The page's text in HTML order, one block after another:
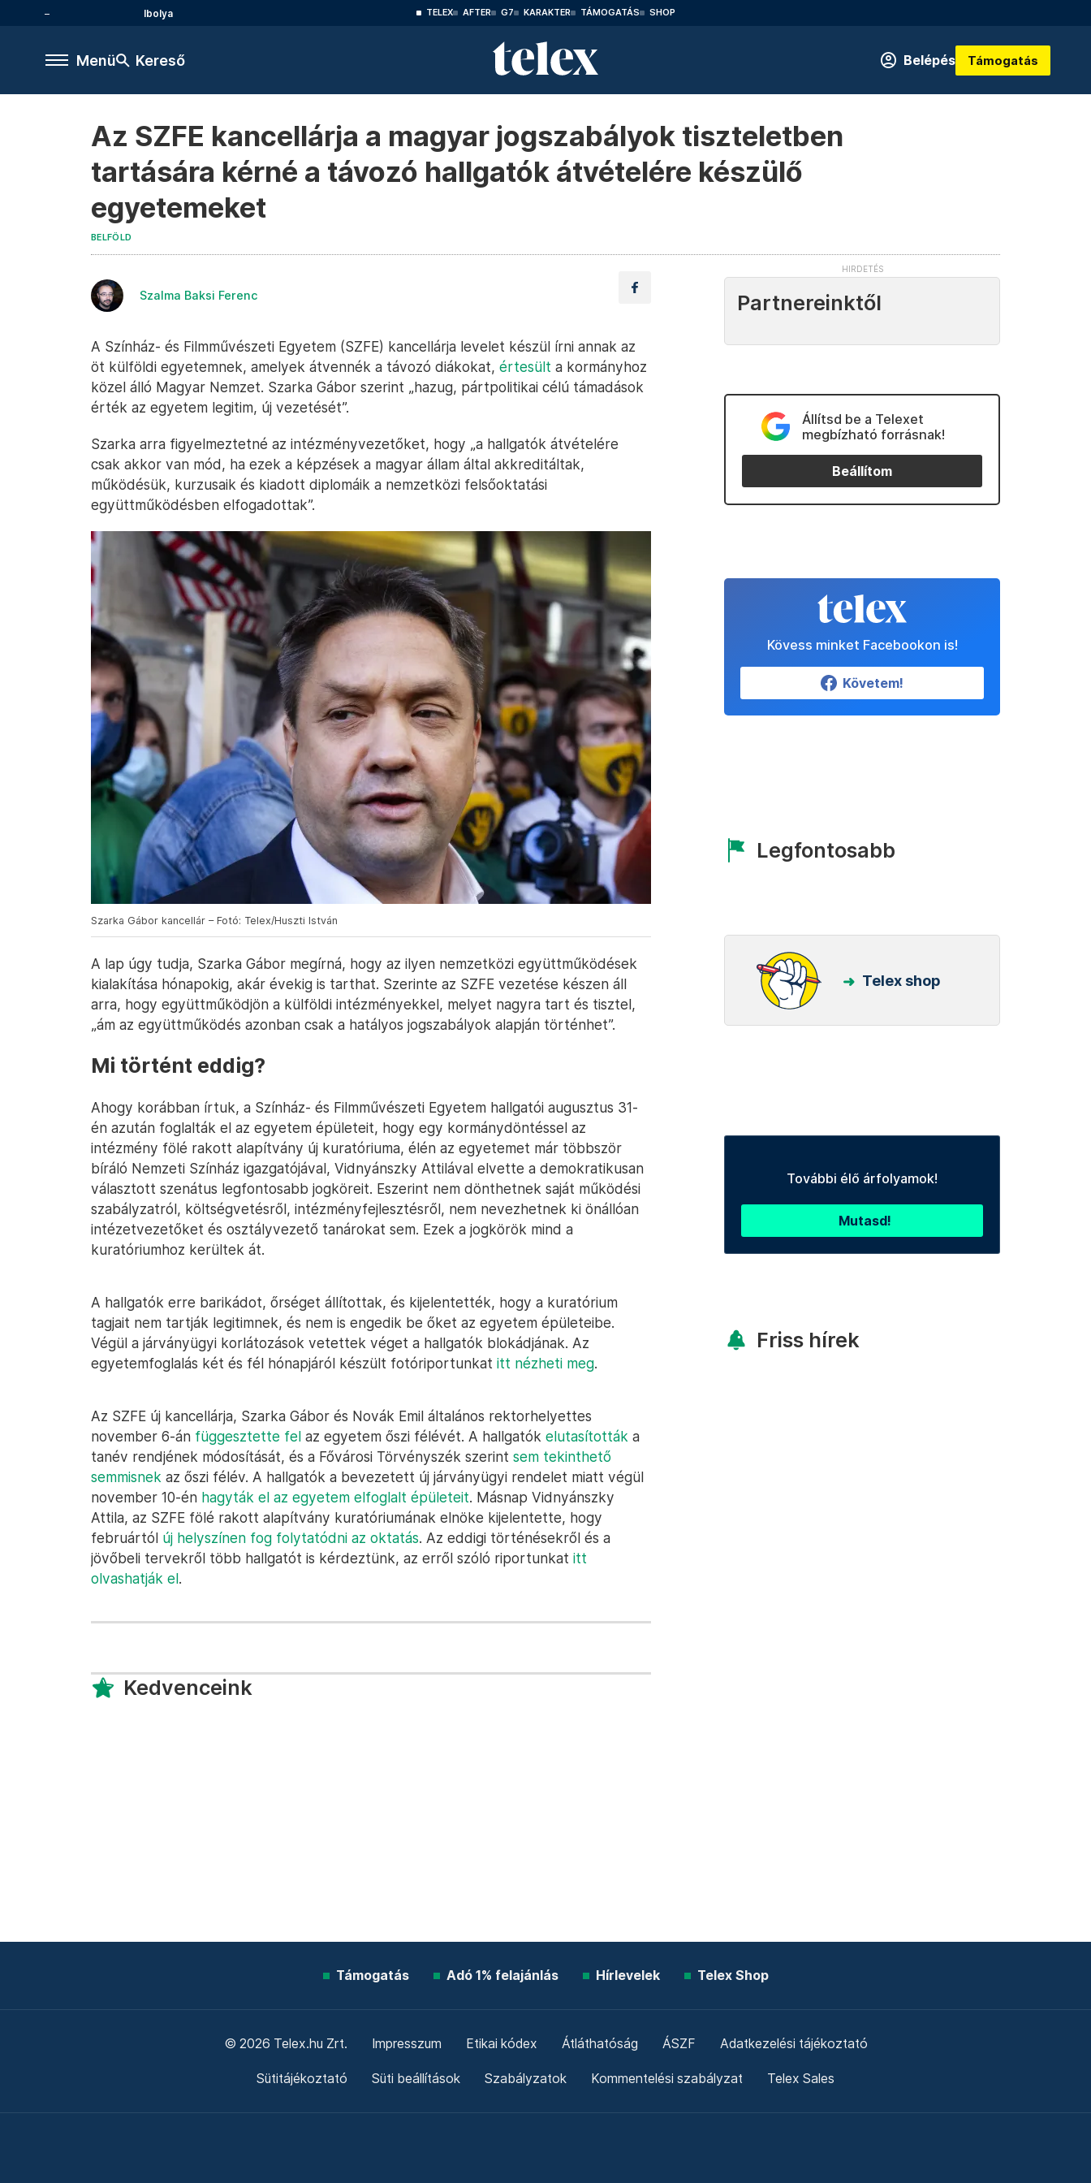
Ibolya TELEX AFTER G7 KARAKTER TÁMOGATÁS SHOP
Menü Kereső Belépés Támogatás
Az SZFE kancellárja a magyar jogszabályok tiszteletben
tartására kérné a távozó hallgatók átvételére készülő
egyetemeket
BELFÖLD
Szalma Baksi Ferenc
A Színház- és Filmművészeti Egyetem (SZFE) kancellárja levelet készül írni annak az
öt külföldi egyetemnek, amelyek átvennék a távozó diákokat, értesült a kormányhoz
közel álló Magyar Nemzet. Szarka Gábor szerint „hazug, pártpolitikai célú támadások
érték az egyetem legitim, új vezetését”.
Szarka arra figyelmeztetné az intézményvezetőket, hogy „a hallgatók átvételére
csak akkor van mód, ha ezek a képzések a magyar állam által akkreditáltak,
működésük, kurzusaik és kiadott diplomáik a nemzetközi felsőoktatási
együttműködésben elfogadottak”.
Szarka Gábor kancellár – Fotó: Telex/Huszti István
A lap úgy tudja, Szarka Gábor megírná, hogy az ilyen nemzetközi együttműködések
kialakítása hónapokig, akár évekig is tarthat. Szerinte az SZFE vezetése készen áll
arra, hogy együttműködjön a külföldi intézményekkel, melyet nagyra tart és tisztel,
„ám az együttműködés azonban csak a hatályos jogszabályok alapján történhet”.
Mi történt eddig?
Ahogy korábban írtuk, a Színház- és Filmművészeti Egyetem hallgatói augusztus 31-
én azután foglalták el az egyetem épületeit, hogy egy kormánydöntéssel az
intézmény fölé rakott alapítvány új kuratóriuma, élén az egyetemet már többször
bíráló Nemzeti Színház igazgatójával, Vidnyánszky Attilával elvette a demokratikusan
választott szenátus legfontosabb jogköreit. Eszerint nem dönthetnek saját működési
szabályzatról, költségvetésről, intézményfejlesztésről, nem nevezhetnek ki önállóan
intézetvezetőket és osztályvezető tanárokat sem. Ezek a jogkörök mind a
kuratóriumhoz kerültek át.
A hallgatók erre barikádot, őrséget állítottak, és kijelentették, hogy a kuratórium
tagjait nem tartják legitimnek, és nem is engedik be őket az egyetem épületeibe.
Végül a járványügyi korlátozások vetettek véget a hallgatók blokádjának. Az
egyetemfoglalás két és fél hónapjáról készült fotóriportunkat itt nézheti meg.
Az SZFE új kancellárja, Szarka Gábor és Novák Emil általános rektorhelyettes
november 6-án függesztette fel az egyetem őszi félévét. A hallgatók elutasították a
tanév rendjének módosítását, és a Fővárosi Törvényszék szerint sem tekinthető
semmisnek az őszi félév. A hallgatók a bevezetett új járványügyi rendelet miatt végül
november 10-én hagyták el az egyetem elfoglalt épületeit. Másnap Vidnyánszky
Attila, az SZFE fölé rakott alapítvány kuratóriumának elnöke kijelentette, hogy
februártól új helyszínen fog folytatódni az oktatás. Az eddigi történésekről és a
jövőbeli tervekről több hallgatót is kérdeztünk, az erről szóló riportunkat itt
olvashatják el.
Kedvenceink
Partnereinktől
Állítsd be a Telexet
megbízható forrásnak!
Beállítom
Kövess minket Facebookon is!
Követem!
Legfontosabb
Telex shop
További élő árfolyamok!
Mutasd!
Friss hírek
Támogatás Adó 1% felajánlás Hírlevelek Telex Shop
© 2026 Telex.hu Zrt. Impresszum Etikai kódex Átláthatóság ÁSZF Adatkezelési tájékoztató
Sütitájékoztató Süti beállítások Szabályzatok Kommentelési szabályzat Telex Sales